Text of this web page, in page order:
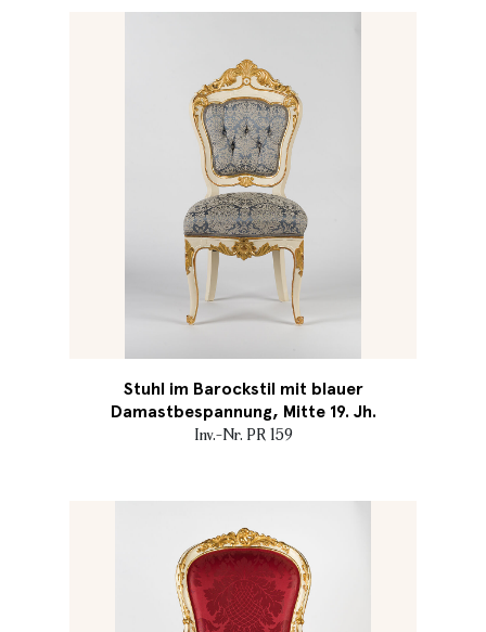
Stuhl im Barockstil mit blauer
Damastbespannung, Mitte 19. Jh.
Inv.-Nr. PR 159